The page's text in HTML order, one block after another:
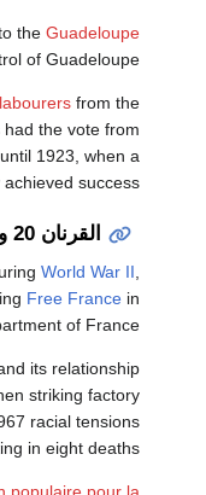
the Guadeloupe
of Guadeloupe.
from the
the vote from
1923, when a
achieved success.
القرنان 20 و 21
World War II,
Free France in
of France.
its relationship
striking factory
racial tensions
in eight deaths.